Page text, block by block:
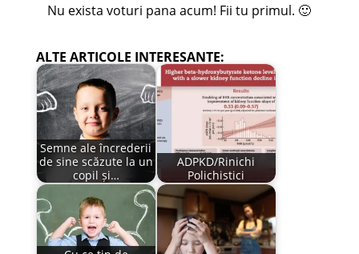
Nu exista voturi pana acum! Fii tu primul. 🙂
ALTE ARTICOLE INTERESANTE:
Semne ale încrederii
de sine scăzute la un
copil și…
ADPKD/Rinichi
Polichistici